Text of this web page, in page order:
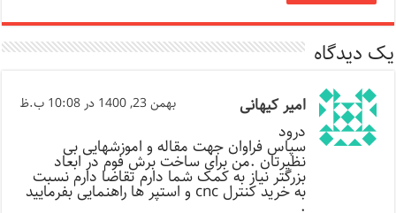
یک دیدگاه
امیر کیهانی بهمن 23, 1400 در 10:08 ب.ظ
درود
سپاس فراوان جهت مقاله و اموزشهایی بی
نظیرتان .من برای ساخت برش فوم در ابعاد
بزرگتر نیاز به کمک شما دارم تقاضا دارم نسبت
به خرید کنترل cnc و استپر ها راهنمایی بفرمایید
.